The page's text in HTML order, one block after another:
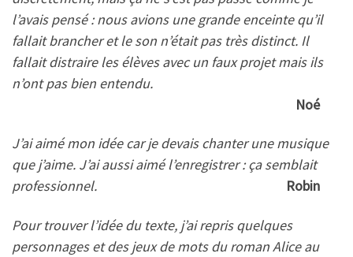
l’avais pensé : nous avions une grande enceinte qu’il
fallait brancher et le son n’était pas très distinct. Il
fallait distraire les élèves avec un faux projet mais ils
n’ont pas bien entendu.
Noé
J’ai aimé mon idée car je devais chanter une musique
que j’aime. J’ai aussi aimé l’enregistrer : ça semblait
professionnel.
Robin
Pour trouver l’idée du texte, j’ai repris quelques
personnages et des jeux de mots du roman Alice au